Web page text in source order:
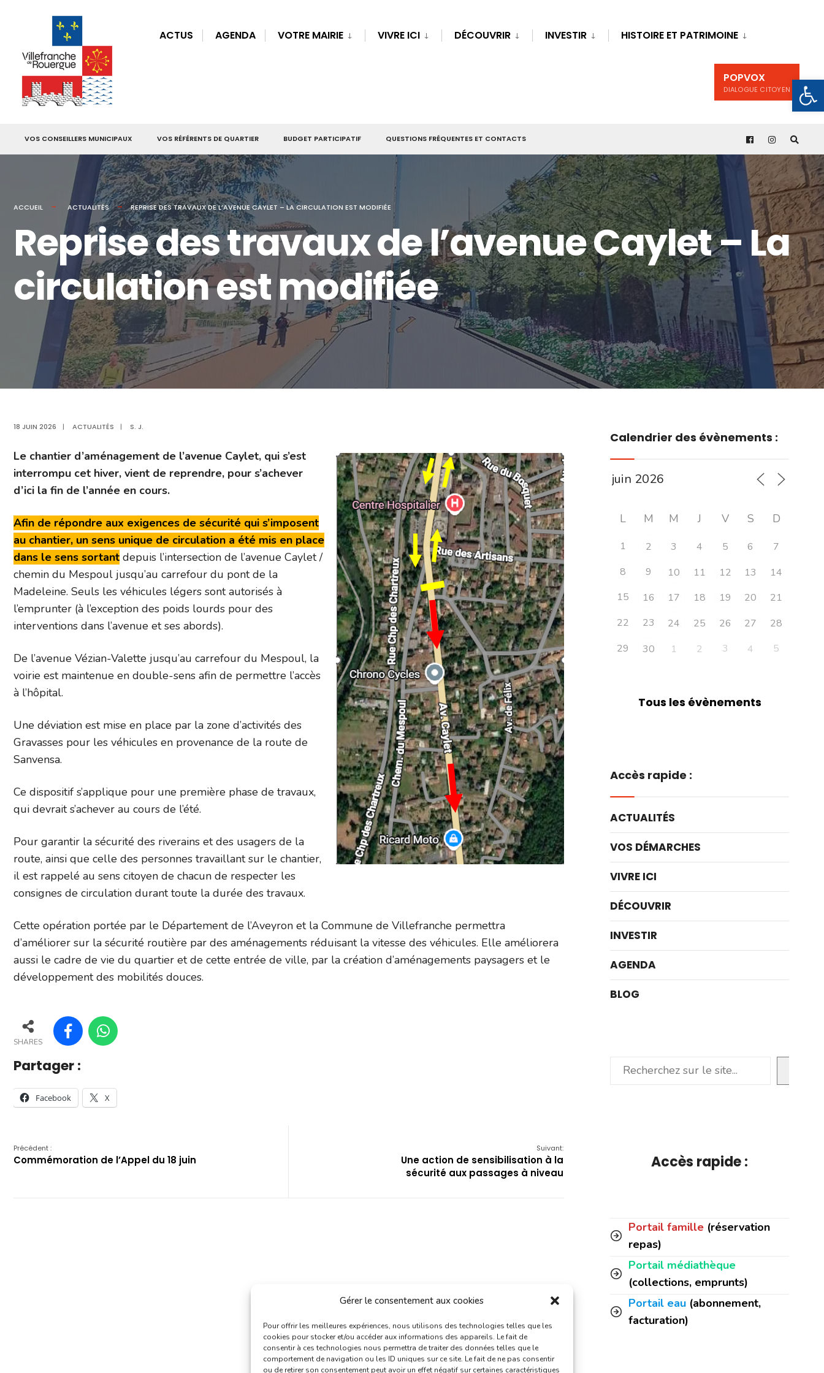
Gérer le consentement aux cookies
Pour offrir les meilleures expériences, nous utilisons des technologies telles que les
cookies pour stocker et/ou accéder aux informations des appareils. Le fait de
consentir à ces technologies nous permettra de traiter des données telles que le
comportement de navigation ou les ID uniques sur ce site. Le fait de ne pas consentir
ou de retirer son consentement peut avoir un effet négatif sur certaines caractéristiques
ACTUS AGENDA VOTRE MAIRIE VIVRE ICI DÉCOUVRIR INVESTIR HISTOIRE ET PATRIMOINE
POPVOX
DIALOGUE CITOYEN
VOS CONSEILLERS MUNICIPAUX VOS RÉFÉRENTS DE QUARTIER BUDGET PARTICIPATIF QUESTIONS FRÉQUENTES ET CONTACTS
ACCUEIL ACTUALITÉS REPRISE DES TRAVAUX DE L’AVENUE CAYLET – LA CIRCULATION EST MODIFIÉE
Reprise des travaux de l’avenue Caylet – La
circulation est modifiée
18 JUIN 2026 | ACTUALITÉS | S. J.
Le chantier d’aménagement de l’avenue Caylet, qui s’est
interrompu cet hiver, vient de reprendre, pour s’achever
d’ici la fin de l’année en cours.
Afin de répondre aux exigences de sécurité qui s’imposent
au chantier, un sens unique de circulation a été mis en place
dans le sens sortant depuis l’intersection de l’avenue Caylet /
chemin du Mespoul jusqu’au carrefour du pont de la
Madeleine. Seuls les véhicules légers sont autorisés à
l’emprunter (à l’exception des poids lourds pour des
interventions dans l’avenue et ses abords).
De l’avenue Vézian-Valette jusqu’au carrefour du Mespoul, la
voirie est maintenue en double-sens afin de permettre l’accès
à l’hôpital.
Une déviation est mise en place par la zone d’activités des
Gravasses pour les véhicules en provenance de la route de
Sanvensa.
Ce dispositif s’applique pour une première phase de travaux,
qui devrait s’achever au cours de l’été.
Pour garantir la sécurité des riverains et des usagers de la
route, ainsi que celle des personnes travaillant sur le chantier,
il est rappelé au sens citoyen de chacun de respecter les
consignes de circulation durant toute la durée des travaux.
Cette opération portée par le Département de l’Aveyron et la Commune de Villefranche permettra
d’améliorer sur la sécurité routière par des aménagements réduisant la vitesse des véhicules. Elle améliorera
aussi le cadre de vie du quartier et de cette entrée de ville, par la création d’aménagements paysagers et le
développement des mobilités douces.
SHARES
Partager :
Facebook X
Précédent :
Commémoration de l’Appel du 18 juin
Suivant:
Une action de sensibilisation à la
sécurité aux passages à niveau
Calendrier des évènements :
L M M J V S D
1 2 3 4 5 6
7
8
9 10 11 12 13
14
15
16 17 18 19 20
21
22
23 24 25 26 27
28
29
30 1 2 3 4 5
Tous les évènements
Accès rapide :
ACTUALITÉS
VOS DÉMARCHES
VIVRE ICI
DÉCOUVRIR
INVESTIR
AGENDA
BLOG
Rechercher
Accès rapide :
Portail famille (réservation
repas)
Portail médiathèque
(collections, emprunts)
Portail eau (abonnement,
facturation)